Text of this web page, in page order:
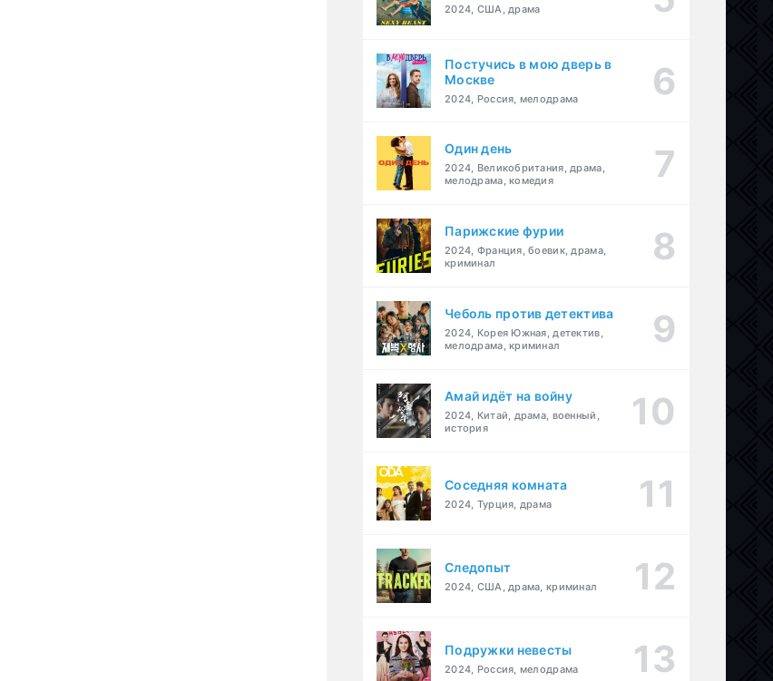
2024, США, драма
Постучись в мою дверь в
Москве
2024, Россия, мелодрама
Один день
2024, Великобритания, драма,
мелодрама, комедия
Парижские фурии
2024, Франция, боевик, драма,
криминал
Чеболь против детектива
2024, Корея Южная, детектив,
мелодрама, криминал
Амай идёт на войну
2024, Китай, драма, военный,
история
Соседняя комната
2024, Турция, драма
Следопыт
2024, США, драма, криминал
Подружки невесты
2024, Россия, мелодрама